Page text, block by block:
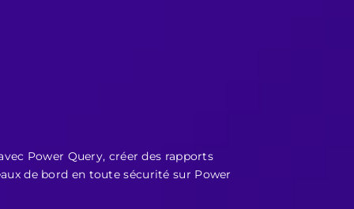
Power Query, créer des rapports
de bord en toute sécurité sur Power